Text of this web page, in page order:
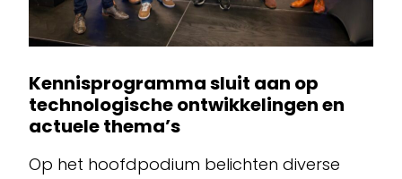
Kennisprogramma sluit aan op
technologische ontwikkelingen en
actuele thema’s
Op het hoofdpodium belichten diverse